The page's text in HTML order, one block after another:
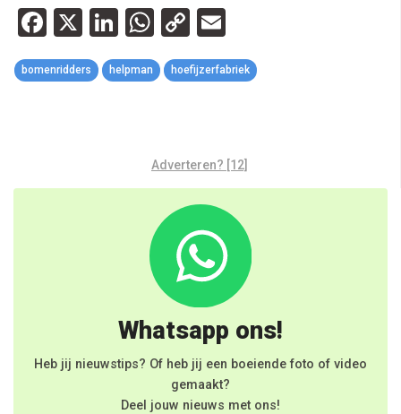
Facebook
X LinkedIn
WhatsApp
Copy
Link
bomenridders helpman hoefijzerfabriek
Adverteren? [12]
Whatsapp ons!
Heb jij nieuwstips? Of heb jij een boeiende foto of video
gemaakt?
Deel jouw nieuws met ons!